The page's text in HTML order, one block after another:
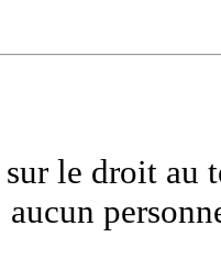
le droit au
aucun